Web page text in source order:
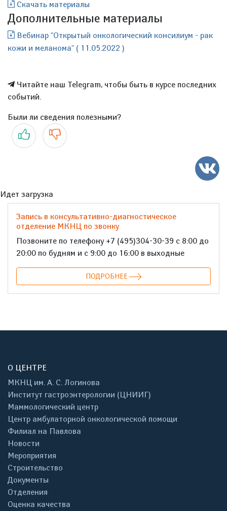
Скачать материалы
Дополнительные материалы
Вебинар "Открытый онкологический консилиум - рак
кожи и меланома" ( 11.05.2022 )
Читайте наш Telegram, чтобы быть в курсе последних
событий.
Были ли сведения полезными?
Да Нет
Идет загрузка
Запись в консультативно-диагностическое
отделение МКНЦ по звонку
Позвоните по телефону +7 (495)304-30-39 с 8:00 до
20:00 по будням и с 9:00 до 16:00 в выходные
ПОДРОБНЕЕ
О ЦЕНТРЕ
МКНЦ им. А. С. Логинова
Институт гастроэнтерологии (ЦНИИГ)
Маммологический центр
Центр амбулаторной онкологической помощи
Филиал на Павлова
Новости
Мероприятия
Строительство
Документы
Отделения
Оценка качества